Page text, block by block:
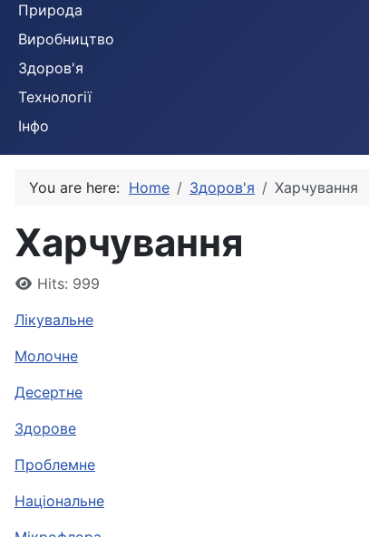
Природа
Виробництво
Здоров'я
Технології
Інфо
You are here: Home Здоров'я Харчування
Харчування
DetailsHits: 999
Лікувальне
Молочне
Десертне
Здорове
Проблемне
Національне